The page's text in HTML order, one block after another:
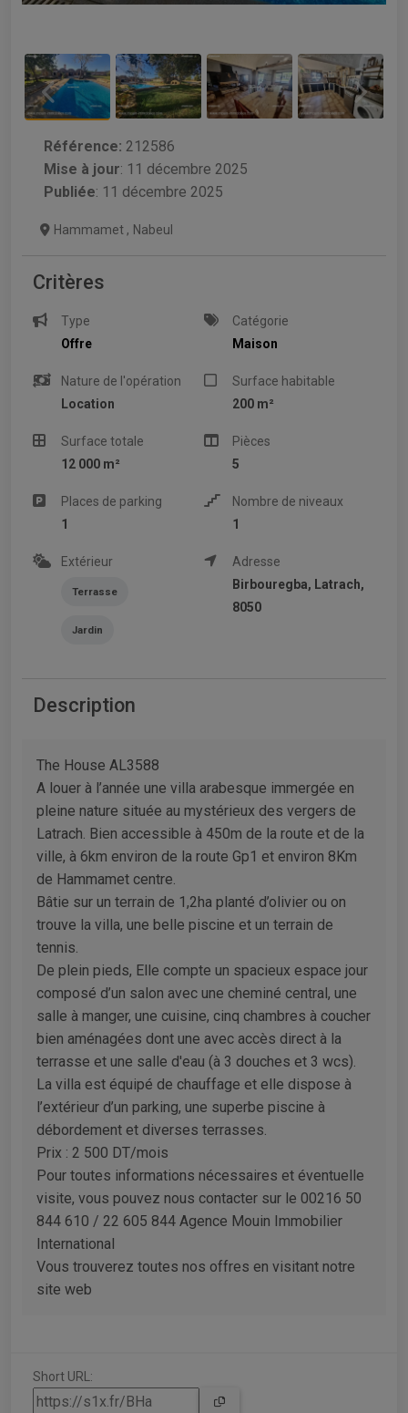
Référence: 212586
Mise à jour: 11 décembre 2025
Publiée: 11 décembre 2025
Hammamet , Nabeul
Critères
Type
Offre
Catégorie
Maison
Nature de l'opération
Location
Surface habitable
200 m²
Surface totale
12 000 m²
Pièces
5
Places de parking
1
Nombre de niveaux
1
Extérieur
Terrasse
Jardin
Adresse
Birbouregba, Latrach,
8050
Description
The House AL3588
A louer à l’année une villa arabesque immergée en
pleine nature située au mystérieux des vergers de
Latrach. Bien accessible à 450m de la route et de la
ville, à 6km environ de la route Gp1 et environ 8Km
de Hammamet centre.
Bâtie sur un terrain de 1,2ha planté d’olivier ou on
trouve la villa, une belle piscine et un terrain de
tennis.
De plein pieds, Elle compte un spacieux espace jour
composé d’un salon avec une cheminé central, une
salle à manger, une cuisine, cinq chambres à coucher
bien aménagées dont une avec accès direct à la
terrasse et une salle d'eau (à 3 douches et 3 wcs).
La villa est équipé de chauffage et elle dispose à
l’extérieur d’un parking, une superbe piscine à
débordement et diverses terrasses.
Prix : 2 500 DT/mois
Pour toutes informations nécessaires et éventuelle
visite, vous pouvez nous contacter sur le 00216 50
844 610 / 22 605 844 Agence Mouin Immobilier
International
Vous trouverez toutes nos offres en visitant notre
site web
Short URL: